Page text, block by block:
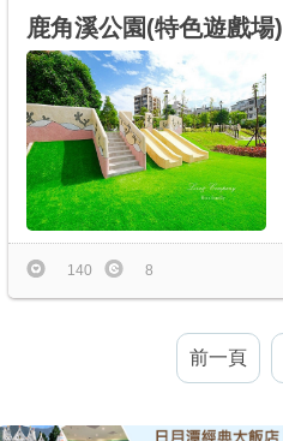
鹿角溪公園(特色遊戲場)
140 8
前一頁